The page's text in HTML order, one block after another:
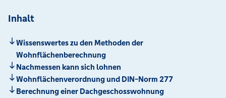
Inhalt
Wissenswertes zu den Methoden der
Wohnflächenberechnung
Nachmessen kann sich lohnen
Wohnflächenverordnung und DIN-Norm 277
Berechnung einer Dachgeschosswohnung